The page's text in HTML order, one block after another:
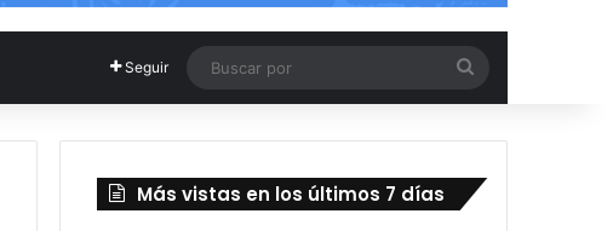
Seguir
por
Más vistas en los últimos 7 días